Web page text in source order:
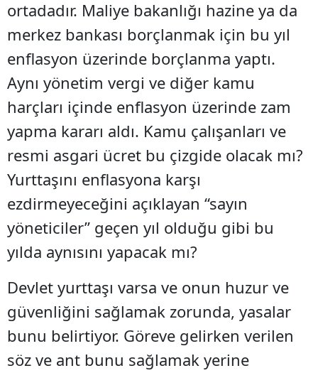
ortadadır. Maliye bakanlığı hazine ya da
merkez bankası borçlanmak için bu yıl
enflasyon üzerinde borçlanma yaptı.
Aynı yönetim vergi ve diğer kamu
harçları içinde enflasyon üzerinde zam
yapma kararı aldı. Kamu çalışanları ve
resmi asgari ücret bu çizgide olacak mı?
Yurttaşını enflasyona karşı
ezdirmeyeceğini açıklayan “sayın
yöneticiler” geçen yıl olduğu gibi bu
yılda aynısını yapacak mı?
Devlet yurttaşı varsa ve onun huzur ve
güvenliğini sağlamak zorunda, yasalar
bunu belirtiyor. Göreve gelirken verilen
söz ve ant bunu sağlamak yerine